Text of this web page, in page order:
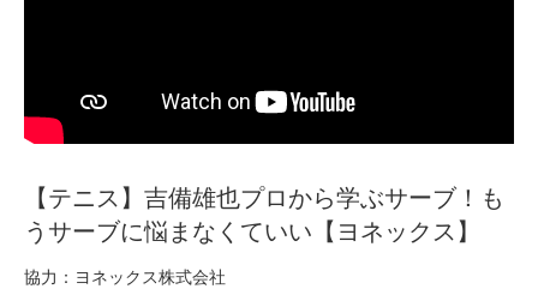
【テニス】吉備雄也プロから学ぶサーブ！も
うサーブに悩まなくていい【ヨネックス】
協力：ヨネックス株式会社